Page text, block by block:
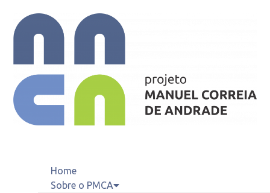
Home
Sobre o PMCA